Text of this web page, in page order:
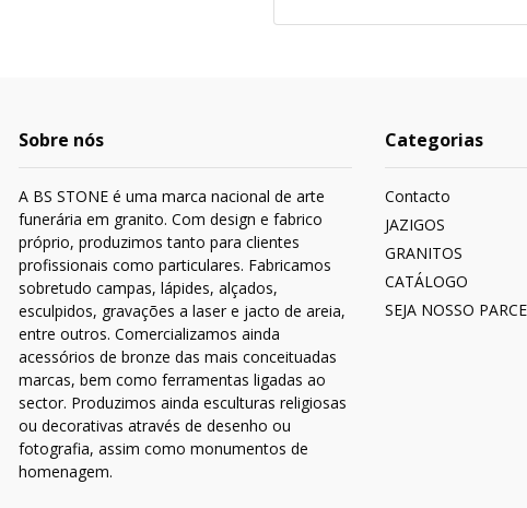
Sobre nós
A BS STONE é uma marca nacional de arte
funerária em granito. Com design e fabrico
próprio, produzimos tanto para clientes
profissionais como particulares. Fabricamos
sobretudo campas, lápides, alçados,
esculpidos, gravações a laser e jacto de areia,
entre outros. Comercializamos ainda
acessórios de bronze das mais conceituadas
marcas, bem como ferramentas ligadas ao
sector. Produzimos ainda esculturas religiosas
ou decorativas através de desenho ou
fotografia, assim como monumentos de
homenagem.
Categorias
Contacto
JAZIGOS
GRANITOS
CATÁLOGO
SEJA NOSSO